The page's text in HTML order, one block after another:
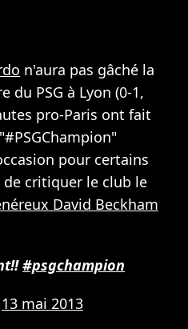
n'aura pas gâché la
du PSG à Lyon (0-1,
pro-Paris ont fait
pour certains
critiquer le club le
David Beckham
#psgchampion
13 mai 2013